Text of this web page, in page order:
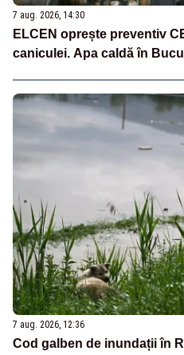
7 aug. 2026, 14:30
ELCEN oprește preventiv
caniculei. Apa caldă în
7 aug. 2026, 12:36
Cod galben de inundații în